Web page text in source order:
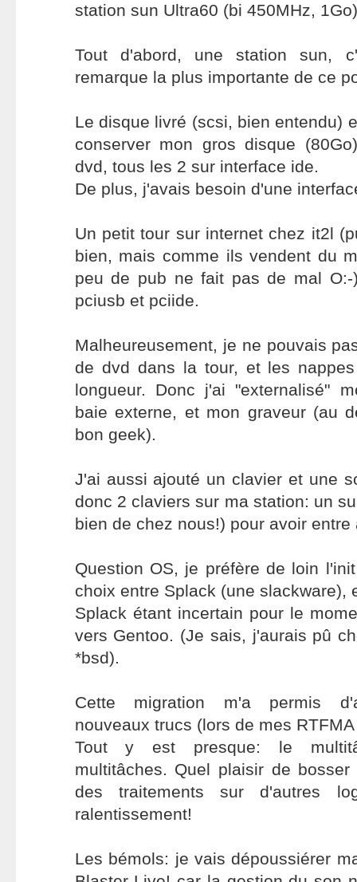
station sun Ultra60 (bi 450MHz,
Tout d'abord, une station sun,
remarque la plus importante de ce
Le disque livré (scsi, bien entendu)
conserver mon gros disque
dvd, tous les 2 sur interface ide.
De plus, j'avais besoin d'une
Un petit tour sur internet chez it2l
bien, mais comme ils vendent du
peu de pub ne fait pas de mal
pciusb et pciide.
Malheureusement, je ne pouvais
de dvd dans la tour, et les
longueur. Donc j'ai "externalisé"
baie externe, et mon graveur (au
bon geek).
J'ai aussi ajouté un clavier et une
donc 2 claviers sur ma station: un
bien de chez nous!) pour avoir
Question OS, je préfère de loin
choix entre Splack (une slackware),
Splack étant incertain pour le
vers Gentoo. (Je sais, j'aurais pû
*bsd).
Cette migration m'a permis
nouveaux trucs (lors de mes
Tout y est presque: le
multitâches. Quel plaisir de
des traitements sur d'autres
ralentissement!
Les bémols: je vais dépoussiérer